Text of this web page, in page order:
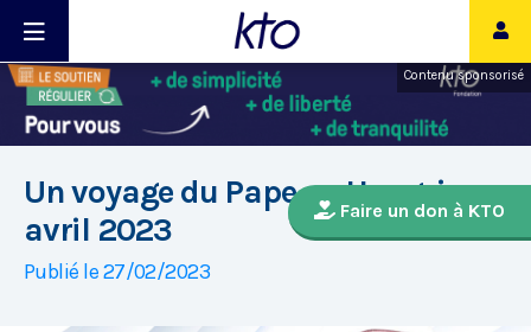
Contenu sponsorisé
Faire un don à KTO
Un voyage du Pape en Hongrie en
avril 2023
Publié le 27/02/2023